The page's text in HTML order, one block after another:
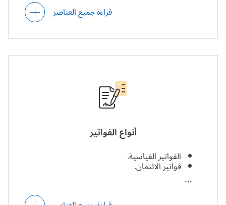
الفوترة المرحلية (إصدار فواتير على أساس مرحلة
الفوترة التجنبية (إصدار فواتير لتجنب عمليات إلغاء
فوترة الطوارئ (إصدار الفواتير المُحتملة).
الفوترة الجماعية (إصدار فاتورة جماعية واحدة بدلًا
قراءة جميع العناصر
أنواع الفواتير
الفواتير القياسية.
فواتير الائتمان.